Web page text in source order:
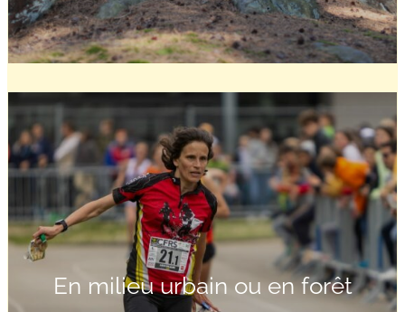
En milieu urbain ou en forêt